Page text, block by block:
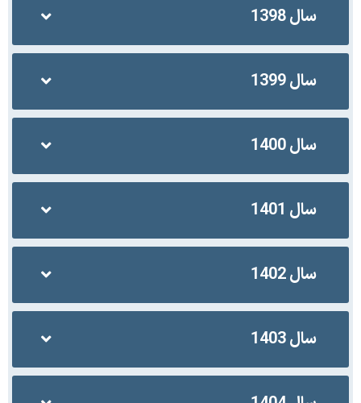
سال 1398
سال 1399
سال 1400
سال 1401
سال 1402
سال 1403